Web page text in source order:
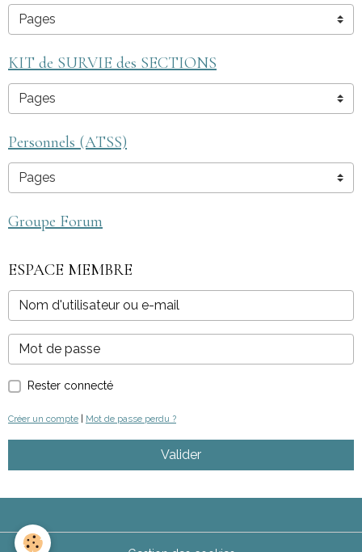
KIT de SURVIE des SECTIONS
Personnels (ATSS)
Groupe Forum
ESPACE MEMBRE
Rester connecté
Créer un compte Mot de passe perdu ?
Valider